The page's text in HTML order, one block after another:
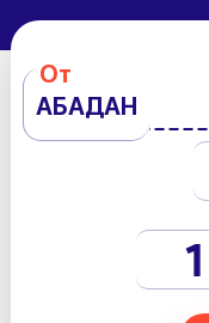
От
АБАДАН
1